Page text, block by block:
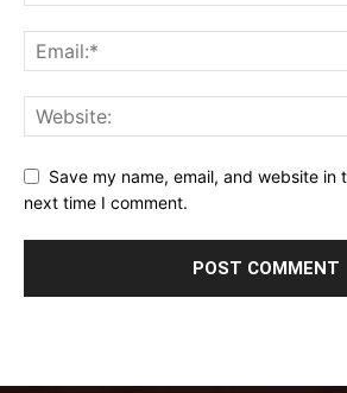
Save my name, email, and website in
next time I comment.